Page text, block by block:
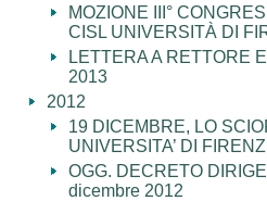
MOZIONE III°
CISL UNIVERSITÀ DI
LETTERA A RETTORE
2013
2012
19 DICEMBRE, LO
UNIVERSITA’ DI
OGG. DECRETO
dicembre 2012